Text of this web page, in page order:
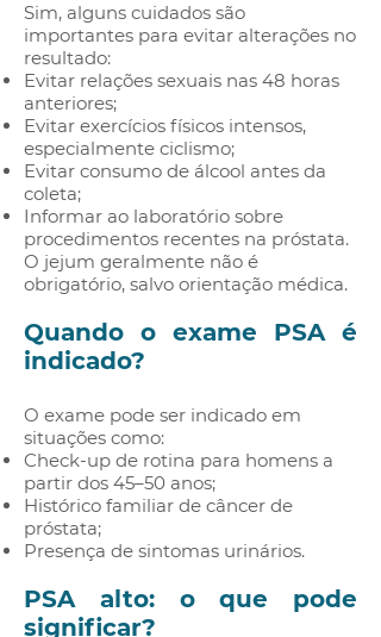
Sim, alguns cuidados são
importantes para evitar alterações no
resultado:
Evitar relações sexuais nas 48 horas
anteriores;
Evitar exercícios físicos intensos,
especialmente ciclismo;
Evitar consumo de álcool antes da
coleta;
Informar ao laboratório sobre
procedimentos recentes na próstata.
O jejum geralmente não é
obrigatório, salvo orientação médica.
Quando o exame PSA é
indicado?
O exame pode ser indicado em
situações como:
Check-up de rotina para homens a
partir dos 45–50 anos;
Histórico familiar de câncer de
próstata;
Presença de sintomas urinários.
PSA alto: o que pode
significar?